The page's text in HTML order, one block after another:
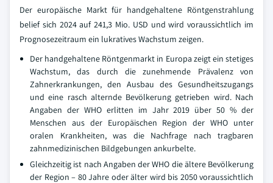
Der europäische Markt für handgehaltene Röntgenstrahlung
belief sich 2024 auf 241,3 Mio. USD und wird voraussichtlich im
Prognosezeitraum ein lukratives Wachstum zeigen.
Der handgehaltene Röntgenmarkt in Europa zeigt ein stetiges
Wachstum, das durch die zunehmende Prävalenz von
Zahnerkrankungen, den Ausbau des Gesundheitszugangs
und eine rasch alternde Bevölkerung getrieben wird. Nach
Angaben der WHO erlitten im Jahr 2019 über 50 % der
Menschen aus der Europäischen Region der WHO unter
oralen Krankheiten, was die Nachfrage nach tragbaren
zahnmedizinischen Bildgebungen ankurbelte.
Gleichzeitig ist nach Angaben der WHO die ältere Bevölkerung
der Region – 80 Jahre oder älter wird bis 2050 voraussichtlich